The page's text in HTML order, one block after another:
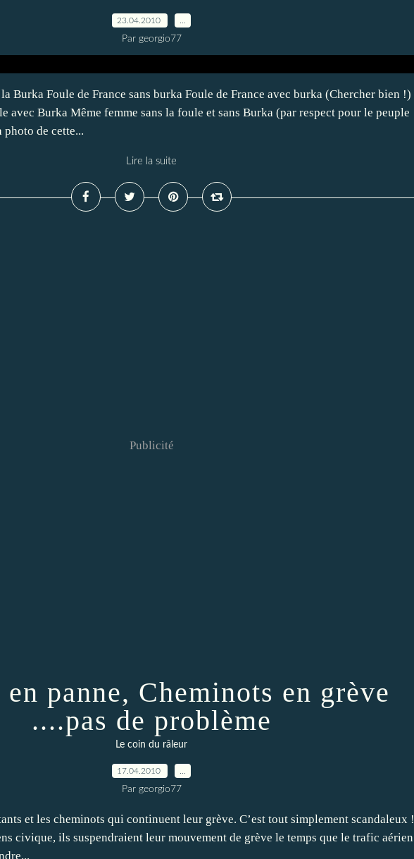
23.04.2010
Par georgio77
Burka Foule de France sans burka Foule de France avec burka (Chercher bien !)
avec Burka Même femme sans la foule et sans Burka (par respect pour le peuple
de cette...
Lire la suite
Publicité
panne, Cheminots en grève
....pas de problème
Le coin du râleur
17.04.2010
Par georgio77
et les cheminots qui continuent leur grève. C’est tout simplement scandaleux !
civique, ils suspendraient leur mouvement de grève le temps que le trafic aérien